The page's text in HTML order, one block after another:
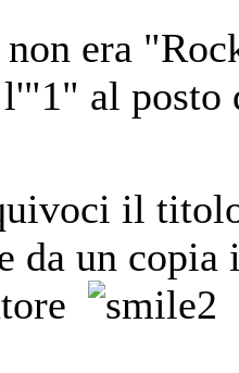
era
l'"1" al posto
il
da un